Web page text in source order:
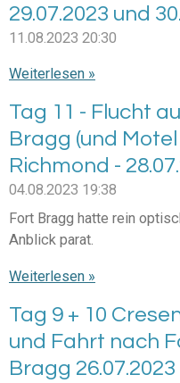
29.07.2023 und
11.08.2023 20:30
Weiterlesen »
Tag 11 - Flucht
Bragg (und
Richmond -
04.08.2023 19:38
Fort Bragg hatte rein
Anblick parat.
Weiterlesen »
Tag 9 + 10
und Fahrt nach
Bragg 26.07.2023